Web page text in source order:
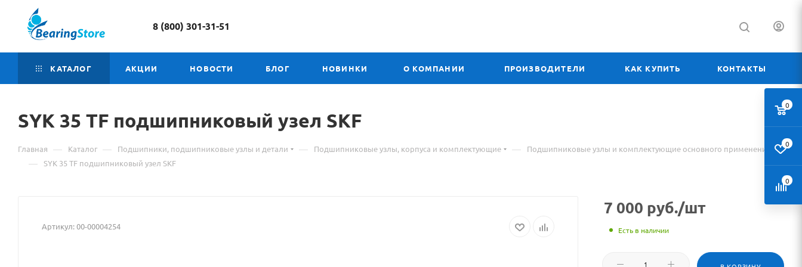
8 (800) 301-31-51
КАТАЛОГ АКЦИИ НОВОСТИ БЛОГ НОВИНКИ О КОМПАНИИ ПРОИЗВОДИТЕЛИ КАК КУПИТЬ КОНТАКТЫ
SYK 35 TF подшипниковый Материал
о
узел SKF
Главная — Каталог — Подшипники, подшипниковые узлы и детали — Подшипниковые узлы, корпуса и комплектующие — Подшипниковые узлы и комплектующие основного применения
— SYK 35 TF подшипниковый узел SKF
Артикул:00-00004254
7 000 руб./шт
Есть в наличии
0
0
0